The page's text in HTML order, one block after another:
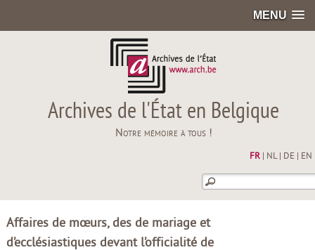
MENU
Archives de l'État en Belgique
Notre mémoire à tous !
FR| NL| DE EN
Affaires de mœurs, des de mariage et
d’ecclésiastiques devant l’officialité de